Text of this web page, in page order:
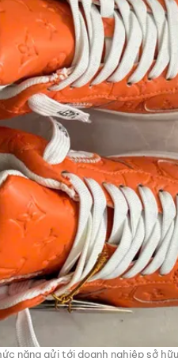
năng gửi tới doanh nghiệp sở